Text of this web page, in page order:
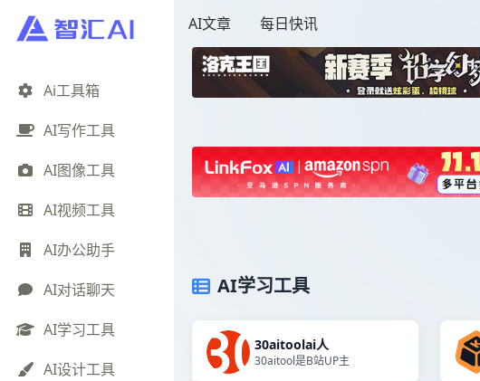
Ai工具箱
AI写作工具
AI图像工具
AI视频工具
AI办公助手
AI对话聊天
AI学习工具
AI设计工具
AI文章 每日快讯
AI学习工具
30aitoolai人
30aitool是B站UP主